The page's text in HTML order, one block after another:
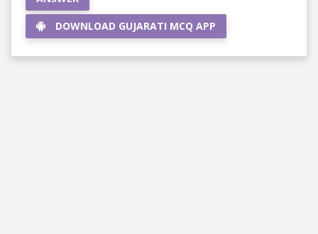
DOWNLOAD GUJARATI MCQ APP